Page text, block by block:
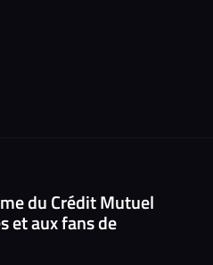
du Crédit Mutuel
et aux fans de